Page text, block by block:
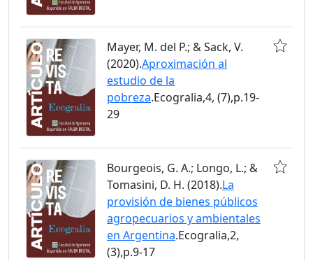
Mayer, M. del P.; & Sack, V.
(2020).Aproximación al
estudio de la
pobreza.Ecogralia,4, (7),p.19-
29
Bourgeois, G. A.; Longo, L.; &
Tomasini, D. H. (2018).La
provisión de bienes públicos
agropecuarios y ambientales
en Argentina.Ecogralia,2,
(3),p.9-17